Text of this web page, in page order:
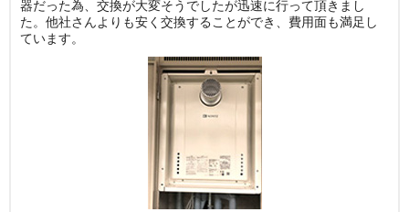
器だった為、交換が大変そうでしたが迅速に行って頂きまし
た。他社さんよりも安く交換することができ、費用面も満足し
ています。